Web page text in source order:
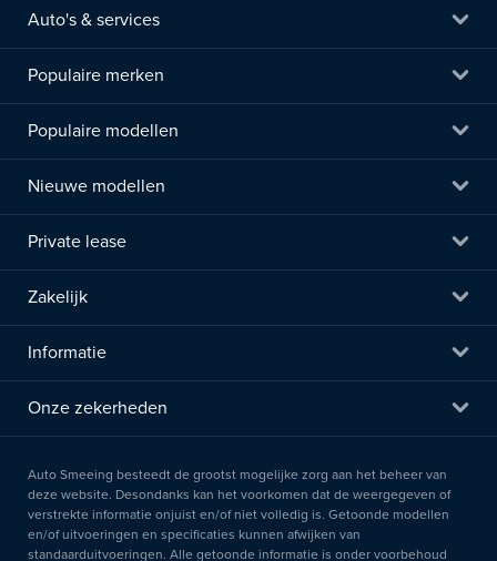
Auto's & services
Populaire merken
Populaire modellen
Nieuwe modellen
Private lease
Zakelijk
Informatie
Onze zekerheden
Auto Smeeing besteedt de grootst mogelijke zorg aan het beheer van
deze website. Desondanks kan het voorkomen dat de weergegeven of
verstrekte informatie onjuist en/of niet volledig is. Getoonde modellen
en/of uitvoeringen en specificaties kunnen afwijken van
standaarduitvoeringen. Alle getoonde informatie is onder voorbehoud